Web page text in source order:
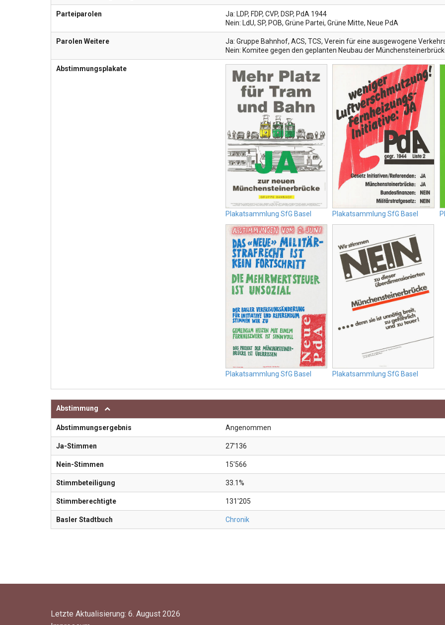
Parteiparolen
Ja: LDP, FDP, CVP, DSP, PdA 1944
Nein: LdU, SP, POB, Grüne Partei, Grüne Mitte, Neue PdA
Parolen Weitere
Ja: Gruppe Bahnhof, ACS, TCS, Verein für eine ausgewogene
Nein: Komitee gegen den geplanten Neubau der
Abstimmungsplakate
Plakatsammlung SfG Basel Plakatsammlung SfG Basel
Plakatsammlung SfG Basel Plakatsammlung SfG Basel
Abstimmung
Abstimmungsergebnis Angenommen
Ja-Stimmen 27'136
Nein-Stimmen 15'566
Stimmbeteiligung 33.1%
Stimmberechtigte 131'205
Basler Stadtbuch Chronik
Letzte Aktualisierung: 6. August 2026